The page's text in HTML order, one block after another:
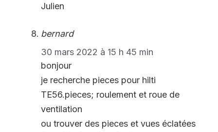
Julien
bernard
30 mars 2022 à 15 h 45 min
bonjour
je recherche pieces pour hilti
TE56.pieces; roulement et roue de
ventilation
ou trouver des pieces et vues éclatées